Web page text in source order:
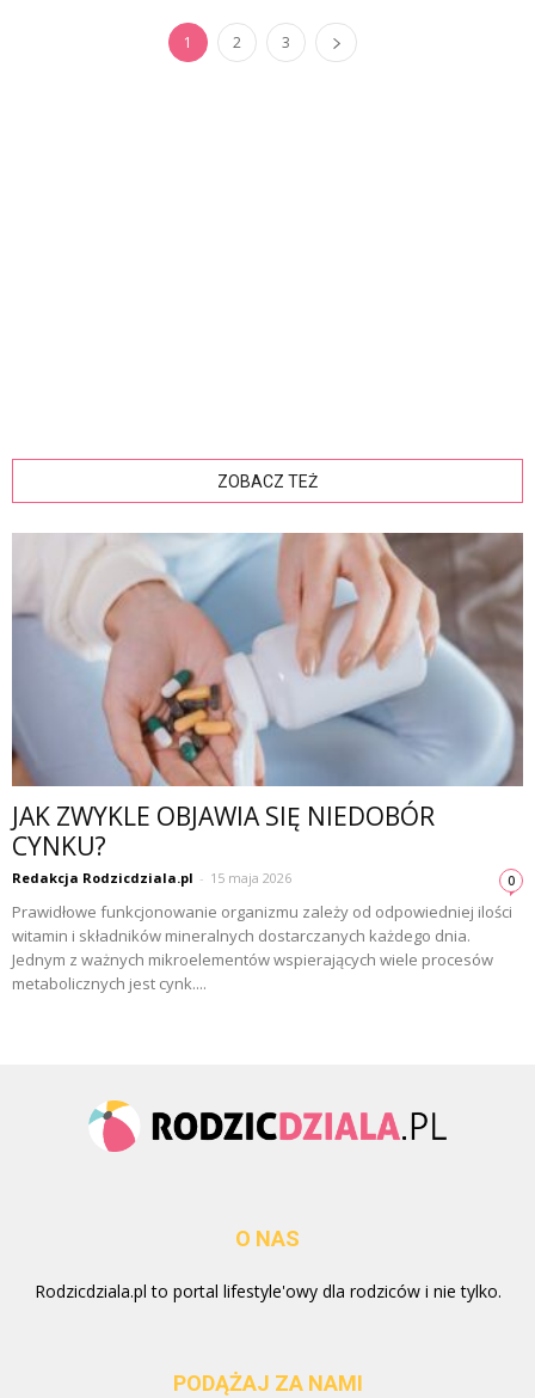
1 2 3
ZOBACZ TEŻ
JAK ZWYKLE OBJAWIA SIĘ NIEDOBÓR
CYNKU?
Redakcja Rodzicdziala.pl - 15 maja 2026 0
Prawidłowe funkcjonowanie organizmu zależy od odpowiedniej ilości
witamin i składników mineralnych dostarczanych każdego dnia.
Jednym z ważnych mikroelementów wspierających wiele procesów
metabolicznych jest cynk....
O NAS
Rodzicdziala.pl to portal lifestyle'owy dla rodziców i nie tylko.
PODĄŻAJ ZA NAMI